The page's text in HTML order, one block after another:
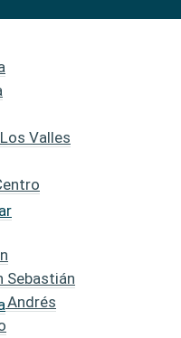
Valles
Sebastián
Andrés